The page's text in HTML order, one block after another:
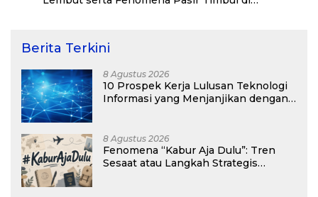
Berita Terkini
8 Agustus 2026
10 Prospek Kerja Lulusan Teknologi
Informasi yang Menjanjikan dengan
8 Agustus 2026
Fenomena “Kabur Aja Dulu”: Tren
Sesaat atau Langkah Strategis